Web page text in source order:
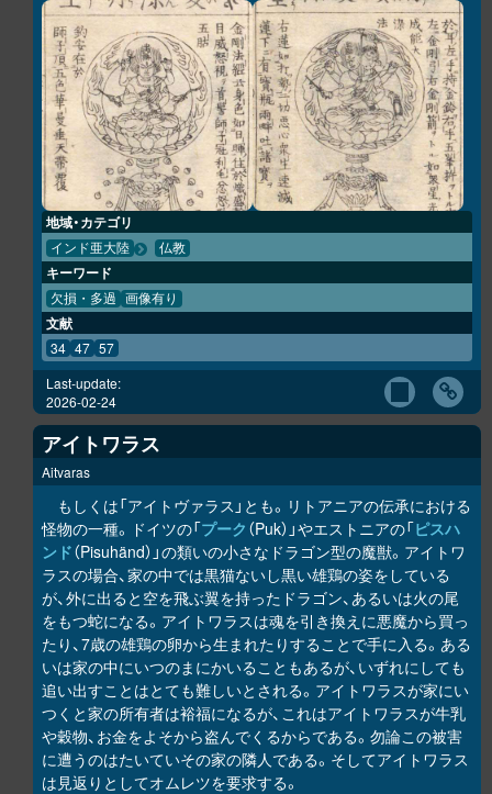
地域・カテゴリ
インド亜大陸 仏教
キーワード
欠損・多過 画像有り
文献
34 47 57
Last-update:
2026-02-24
アイトワラス
Aitvaras
もしくは「アイトヴァラス」とも。リトアニアの伝承における
怪物の一種。ドイツの「プーク （Puk）」やエストニアの「ピスハ
ンド（Pisuhänd）」の類いの小さなドラゴン型の魔獣。アイトワ
ラスの場合、家の中では黒猫ないし黒い雄鶏の姿をしている
が、外に出ると空を飛ぶ翼を持ったドラゴン、あるいは火の尾
をもつ蛇になる。アイトワラスは魂を引き換えに悪魔から買っ
たり、7歳の雄鶏の卵から生まれたりすることで手に入る。ある
いは家の中にいつのまにかいることもあるが、いずれにしても
追い出すことはとても難しいとされる。アイトワラスが家にい
つくと家の所有者は裕福になるが、これはアイトワラスが牛乳
や穀物、お金をよそから盗んでくるからである。勿論この被害
に遭うのはたいていその家の隣人である。そしてアイトワラス
は見返りとしてオムレツを要求する。